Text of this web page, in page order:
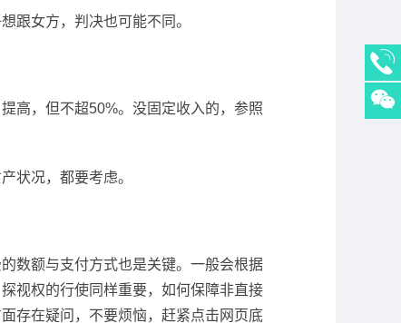
跟女方，判决也可能不同。
高，但不超50%。没固定收入的，参照
状况，都要考虑。
数额与支付方式也是关键。一般会根据
视权的行使同样重要，如何保障非直接
存在疑问，不要烦恼，赶紧点击网页底